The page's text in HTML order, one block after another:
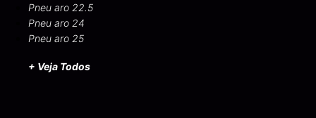
Pneu aro 22.5
Pneu aro 24
Pneu aro 25
+ Veja Todos